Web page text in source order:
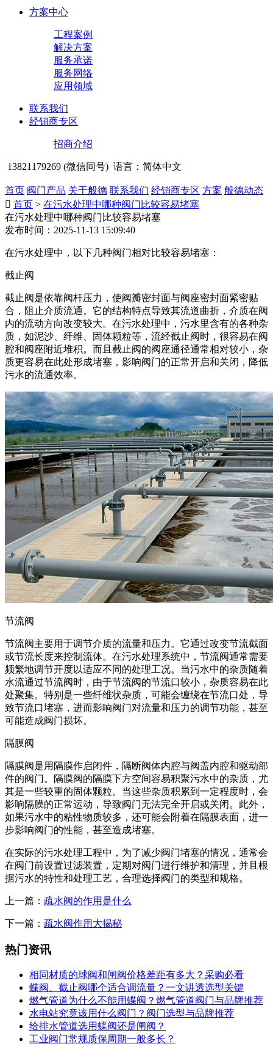
方案中心
工程案例
解决方案
服务承诺
服务网络
应用领域
联系我们
经销商专区
招商介绍
13821179269 (微信同号) 语言：简体中文
首页 阀门产品 关于般德 联系我们 经销商专区 方案 般德动态
 首页 > 在污水处理中哪种阀门比较容易堵塞
在污水处理中哪种阀门比较容易堵塞
发布时间：2025-11-13 15:09:40
在污水处理中，以下几种阀门相对比较容易堵塞：
截止阀
截止阀是依靠阀杆压力，使阀瓣密封面与阀座密封面紧密贴
合，阻止介质流通。它的结构特点导致其流道曲折，介质在阀
内的流动方向改变较大。在污水处理中，污水里含有的各种杂
质，如泥沙、纤维、固体颗粒等，流经截止阀时，很容易在阀
腔和阀座附近堆积。而且截止阀的阀座通径通常相对较小，杂
质更容易在此处形成堵塞，影响阀门的正常开启和关闭，降低
污水的流通效率。
节流阀
节流阀主要用于调节介质的流量和压力。它通过改变节流截面
或节流长度来控制流体。在污水处理系统中，节流阀通常需要
频繁地调节开度以适应不同的处理工况。当污水中的杂质随着
水流通过节流阀时，由于节流阀的节流口较小，杂质容易在此
处聚集。特别是一些纤维状杂质，可能会缠绕在节流口处，导
致节流口堵塞，进而影响阀门对流量和压力的调节功能，甚至
可能造成阀门损坏。
隔膜阀
隔膜阀是用隔膜作启闭件，隔断阀体内腔与阀盖内腔和驱动部
件的阀门。隔膜阀的隔膜下方空间容易积聚污水中的杂质，尤
其是一些较重的固体颗粒。当这些杂质积累到一定程度时，会
影响隔膜的正常运动，导致阀门无法完全开启或关闭。此外，
如果污水中的粘性物质较多，还可能会附着在隔膜表面，进一
步影响阀门的性能，甚至造成堵塞。
在实际的污水处理工程中，为了减少阀门堵塞的情况，通常会
在阀门前设置过滤装置，定期对阀门进行维护和清理，并且根
据污水的特性和处理工艺，合理选择阀门的类型和规格。
上一篇： 疏水阀的作用是什么
下一篇： 疏水阀作用大揭秘
热门资讯
相同材质的球阀和闸阀价格差距有多大？采购必看
蝶阀、截止阀哪个适合调流量？一文讲透选型关键
燃气管道为什么不能用蝶阀？燃气管道阀门与品牌推荐
水电站究竟该用什么阀门？阀门选型与品牌推荐
给排水管道选用蝶阀还是闸阀？
工业阀门常规质保周期一般多长？